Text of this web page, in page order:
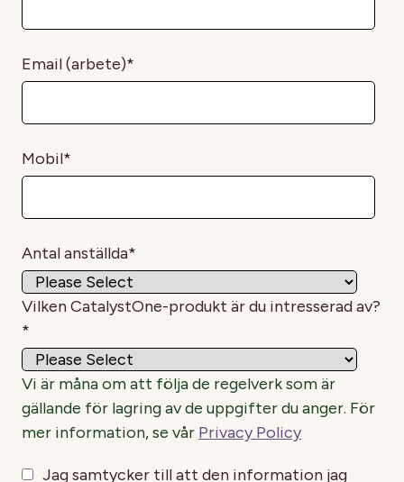
Email (arbete)*
Mobil*
Antal anställda*
Vilken CatalystOne-produkt är du intresserad av?
*
Vi är måna om att följa de regelverk som är
gällande för lagring av de uppgifter du anger. För
mer information, se vår Privacy Policy
Jag samtycker till att den information jag